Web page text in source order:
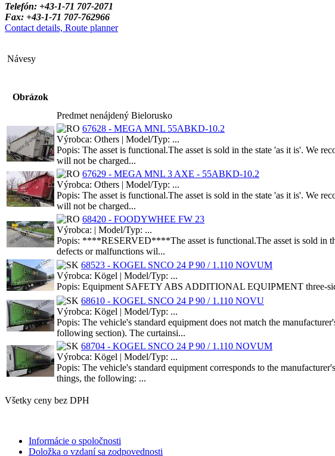
Telefón: +43-1-71 707-2071
Fax: +43-1-71 707-762966
Contact details, Route planner
Návesy
Obrázok
Predmet nenájdený Bielorusko
67628 - MEGA MNL 55ABKD-10.2
Výrobca: Others | Model/Typ: ...
Popis: The asset is functional.The asset is sold in the state 'as it is'. We
will not be charged...
67629 - MEGA MNL 3 AXE - 55ABKD-10.2
Výrobca: Others | Model/Typ: ...
Popis: The asset is functional.The asset is sold in the state 'as it is'. We
will not be charged...
68420 - FOODYWHEE FW 23
Výrobca: | Model/Typ: ...
Popis: ****RESERVED****The asset is functional.The asset is sold in
defects or malfunctions wil...
68523 - KOGEL SNCO 24 P 90 / 1.110 NOVUM
Výrobca: Kögel | Model/Typ: ...
Popis: Equipment SAFETY ABS ADDITIONAL EQUIPMENT three-
68610 - KOGEL SNCO 24 P 90 / 1.110 NOVU
Výrobca: Kögel | Model/Typ: ...
Popis: The vehicle's standard equipment does not match the
following section). The curtainsi...
68704 - KOGEL SNCO 24 P 90 / 1.110 NOVUM
Výrobca: Kögel | Model/Typ: ...
Popis: The vehicle's standard equipment corresponds to the
things, the following: ...
Všetky ceny bez DPH
Informácie o spoločnosti
Doložka o vzdaní sa zodpovednosti